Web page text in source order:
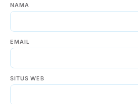
NAMA
EMAIL
SITUS WEB